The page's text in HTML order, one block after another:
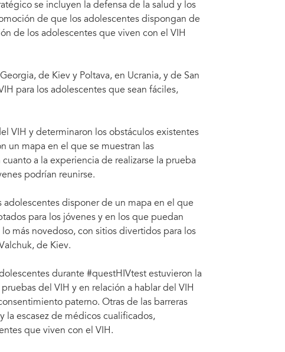
se incluyen la defensa de la salud y los
de que los adolescentes dispongan de
de los adolescentes que viven con el VIH
de Kiev y Poltava, en Ucrania, y de San
para los adolescentes que sean fáciles,
VIH y determinaron los obstáculos existentes
un mapa en el que se muestran las
a la experiencia de realizarse la prueba
podrían reunirse.
adolescentes disponer de un mapa en el que
para los jóvenes y en los que puedan
más novedoso, con sitios divertidos para los
de Kiev.
durante #questHIVtest estuvieron la
del VIH y en relación a hablar del VIH
paterno. Otras de las barreras
la escasez de médicos cualificados,
que viven con el VIH.